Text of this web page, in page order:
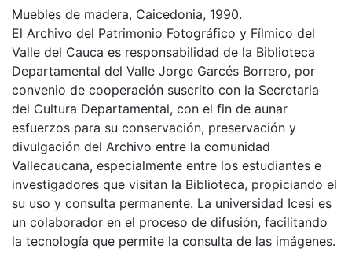
Muebles de madera, Caicedonia, 1990.
El Archivo del Patrimonio Fotográfico y Fílmico del
Valle del Cauca es responsabilidad de la Biblioteca
Departamental del Valle Jorge Garcés Borrero, por
convenio de cooperación suscrito con la Secretaria
del Cultura Departamental, con el fin de aunar
esfuerzos para su conservación, preservación y
divulgación del Archivo entre la comunidad
Vallecaucana, especialmente entre los estudiantes e
investigadores que visitan la Biblioteca, propiciando el
su uso y consulta permanente. La universidad Icesi es
un colaborador en el proceso de difusión, facilitando
la tecnología que permite la consulta de las imágenes.